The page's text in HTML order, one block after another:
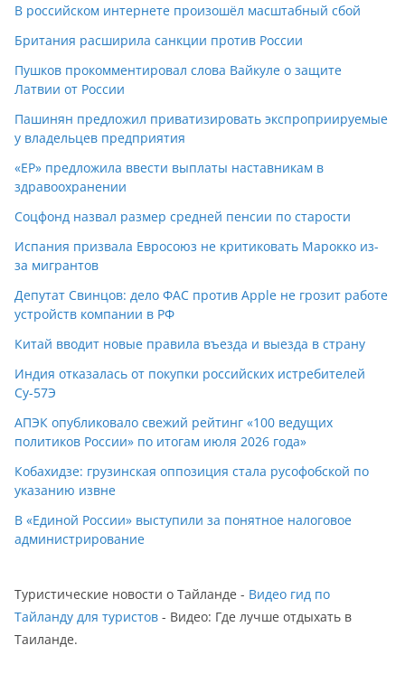
В российском интернете произошёл масштабный сбой
Британия расширила санкции против России
Пушков прокомментировал слова Вайкуле о защите
Латвии от России
Пашинян предложил приватизировать экспроприируемые
у владельцев предприятия
«ЕР» предложила ввести выплаты наставникам в
здравоохранении
Соцфонд назвал размер средней пенсии по старости
Испания призвала Евросоюз не критиковать Марокко из-
за мигрантов
Депутат Свинцов: дело ФАС против Apple не грозит работе
устройств компании в РФ
Китай вводит новые правила въезда и выезда в страну
Индия отказалась от покупки российских истребителей
Су-57Э
АПЭК опубликовало свежий рейтинг «100 ведущих
политиков России» по итогам июля 2026 года»
Кобахидзе: грузинская оппозиция стала русофобской по
указанию извне
В «Единой России» выступили за понятное налоговое
администрирование
Туристические новости о Тайланде - Видео гид по
Тайланду для туристов - Видео: Где лучше отдыхать в
Таиланде.